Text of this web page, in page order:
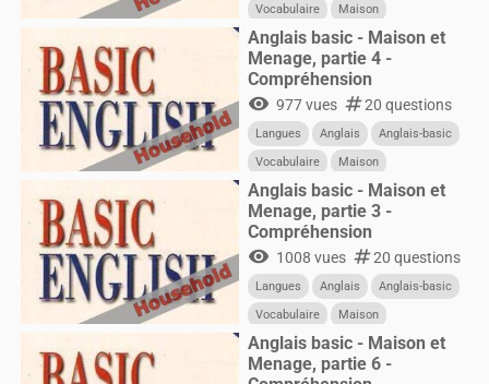
Vocabulaire
Maison
Anglais basic - Maison et
Menage, partie 4 -
Compréhension
visibility 977 vues numbers20 questions
Langues Anglais
Anglais-basic
Vocabulaire
Maison
Anglais basic - Maison et
Menage, partie 3 -
Compréhension
visibility 1008 vues numbers20 questions
Langues Anglais
Anglais-basic
Vocabulaire
Maison
Anglais basic - Maison et
Menage, partie 6 -